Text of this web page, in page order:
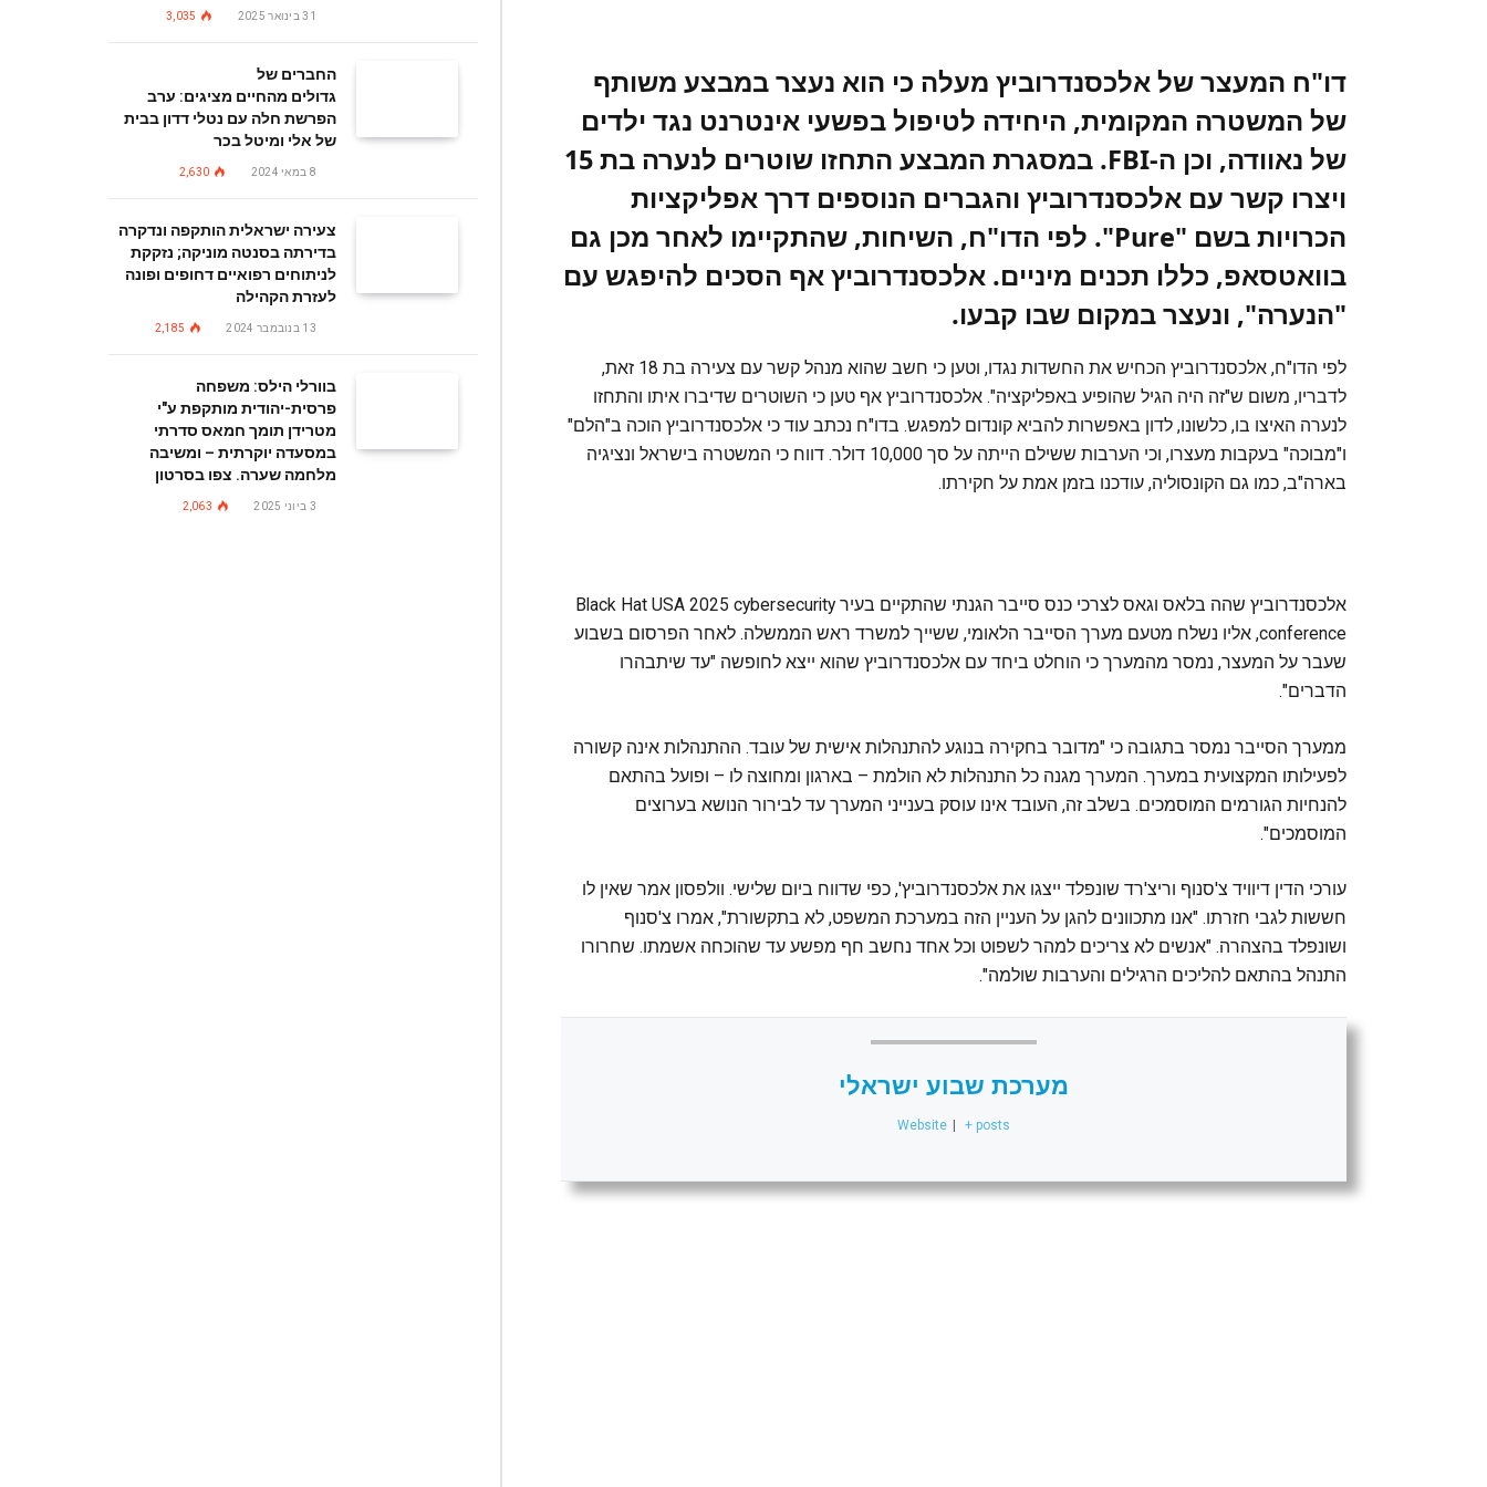
דו"ח המעצר של אלכסנדרוביץ מעלה כי הוא נעצר במבצע משותף
של המשטרה המקומית, היחידה לטיפול בפשעי אינטרנט נגד ילדים
של נאוודה, וכן ה-FBI. במסגרת המבצע התחזו שוטרים לנערה בת 15
ויצרו קשר עם אלכסנדרוביץ והגברים הנוספים דרך אפליקציות
הכרויות בשם "Pure". לפי הדו"ח, השיחות, שהתקיימו לאחר מכן גם
בוואטסאפ, כללו תכנים מיניים. אלכסנדרוביץ אף הסכים להיפגש עם
"הנערה", ונעצר במקום שבו קבעו.
לפי הדו"ח, אלכסנדרוביץ הכחיש את החשדות נגדו, וטען כי חשב שהוא מנהל קשר עם צעירה בת 18 זאת,
לדבריו, משום ש"זה היה הגיל שהופיע באפליקציה". אלכסנדרוביץ אף טען כי השוטרים שדיברו איתו והתחזו
לנערה האיצו בו, כלשונו, לדון באפשרות להביא קונדום למפגש. בדו"ח נכתב עוד כי אלכסנדרוביץ הוכה ב"הלם"
ו"מבוכה" בעקבות מעצרו, וכי הערבות ששילם הייתה על סך 10,000 דולר. דווח כי המשטרה בישראל ונציגיה
בארה"ב, כמו גם הקונסוליה, עודכנו בזמן אמת על חקירתו.
אלכסנדרוביץ שהה בלאס וגאס לצרכי כנס סייבר הגנתי שהתקיים בעיר Black Hat USA 2025 cybersecurity
conference, אליו נשלח מטעם מערך הסייבר הלאומי, ששייך למשרד ראש הממשלה. לאחר הפרסום בשבוע
שעבר על המעצר, נמסר מהמערך כי הוחלט ביחד עם אלכסנדרוביץ שהוא ייצא לחופשה "עד שיתבהרו
הדברים".
ממערך הסייבר נמסר בתגובה כי "מדובר בחקירה בנוגע להתנהלות אישית של עובד. ההתנהלות אינה קשורה
לפעילותו המקצועית במערך. המערך מגנה כל התנהלות לא הולמת – בארגון ומחוצה לו – ופועל בהתאם
להנחיות הגורמים המוסמכים. בשלב זה, העובד אינו עוסק בענייני המערך עד לבירור הנושא בערוצים
המוסמכים".
עורכי הדין דיוויד צ'סנוף וריצ'רד שונפלד ייצגו את אלכסנדרוביץ', כפי שדווח ביום שלישי. וולפסון אמר שאין לו
חששות לגבי חזרתו. "אנו מתכוונים להגן על העניין הזה במערכת המשפט, לא בתקשורת", אמרו צ'סנוף
ושונפלד בהצהרה. "אנשים לא צריכים למהר לשפוט וכל אחד נחשב חף מפשע עד שהוכחה אשמתו. שחרורו
התנהל בהתאם להליכים הרגילים והערבות שולמה".
מערכת שבוע ישראלי
Website + posts
31 בינואר 2025 3,035
החברים של
גדולים מהחיים מציגים: ערב
הפרשת חלה עם נטלי דדון בבית
של אלי ומיטל בכר
8 במאי 2024 2,630
צעירה ישראלית הותקפה ונדקרה
בדירתה בסנטה מוניקה; נזקקת
לניתוחים רפואיים דחופים ופונה
לעזרת הקהילה
13 בנובמבר 2024 2,185
בוורלי הילס: משפחה
פרסית-יהודית מותקפת ע"י
מטרידן תומך חמאס סדרתי
במסעדה יוקרתית – ומשיבה
מלחמה שערה. צפו בסרטון
3 ביוני 2025 2,063